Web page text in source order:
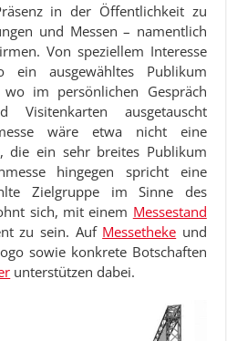
in der Öffentlichkeit zu
und Messen – namentlich
Von speziellem Interesse
ein ausgewähltes Publikum
im persönlichen Gespräch
Visitenkarten ausgetauscht
wäre etwa nicht eine
die ein sehr breites Publikum
hingegen spricht eine
Zielgruppe im Sinne des
sich, mit einem Messestand
zu sein. Auf Messetheke und
sowie konkrete Botschaften
unterstützen dabei.